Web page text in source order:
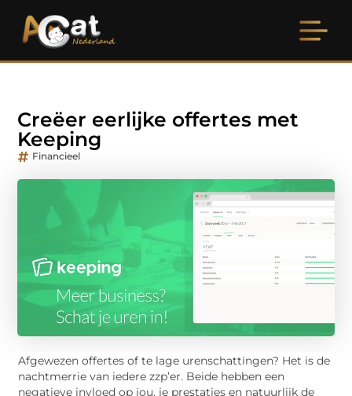
Creëer eerlijke offertes met
Keeping
Financieel
Afgewezen offertes of te lage urenschattingen? Het is de
nachtmerrie van iedere zzp’er. Beide hebben een
negatieve invloed op jou, je prestaties en natuurlijk de